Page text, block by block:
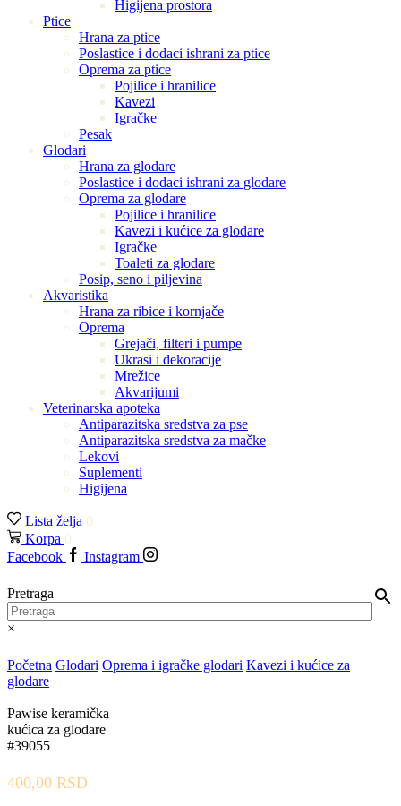
Higijena prostora
Ptice
Hrana za ptice
Poslastice i dodaci ishrani za ptice
Oprema za ptice
Pojilice i hranilice
Kavezi
Igračke
Pesak
Glodari
Hrana za glodare
Poslastice i dodaci ishrani za glodare
Oprema za glodare
Pojilice i hranilice
Kavezi i kućice za glodare
Igračke
Toaleti za glodare
Posip, seno i piljevina
Akvaristika
Hrana za ribice i kornjače
Oprema
Grejači, filteri i pumpe
Ukrasi i dekoracije
Mrežice
Akvarijumi
Veterinarska apoteka
Antiparazitska sredstva za pse
Antiparazitska sredstva za mačke
Lekovi
Suplementi
Higijena
Lista želja 0
Korpa 0
Facebook
Instagram
Pretraga
×
Početna Glodari Oprema i igračke glodari Kavezi i kućice za
glodare
Pawise keramička
kućica za glodare
#39055
400,00 RSD